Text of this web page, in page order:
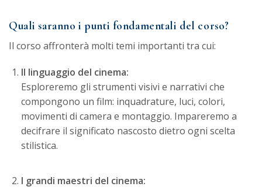
Quali saranno i punti fondamentali del corso?
Il corso affronterà molti temi importanti tra cui:
Il linguaggio del cinema:
Esploreremo gli strumenti visivi e narrativi che
compongono un film: inquadrature, luci, colori,
movimenti di camera e montaggio. Impareremo a
decifrare il significato nascosto dietro ogni scelta
stilistica.
I grandi maestri del cinema: